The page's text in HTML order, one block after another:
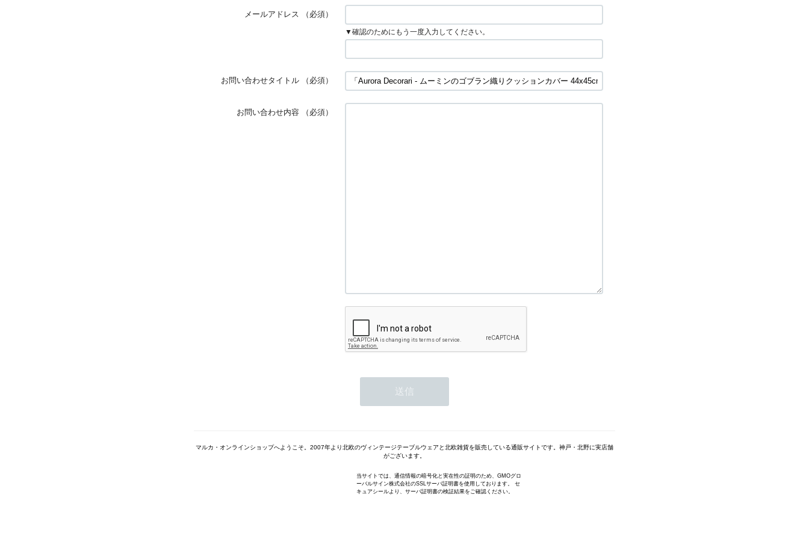
メールアドレス （必須）
▼確認のためにもう一度入力してください。
お問い合わせタイトル （必須）
お問い合わせ内容 （必須）
マルカ・オンラインショップへようこそ。2007年より北欧のヴィンテージテーブルウェアと北欧雑貨を販売している通販サイトです。神戸・北野に実店舗
がございます。
当サイトでは、通信情報の暗号化と実在性の証明のため、GMOグロ
ーバルサイン株式会社のSSLサーバ証明書を使用しております。 セ
キュアシールより、サーバ証明書の検証結果をご確認ください。